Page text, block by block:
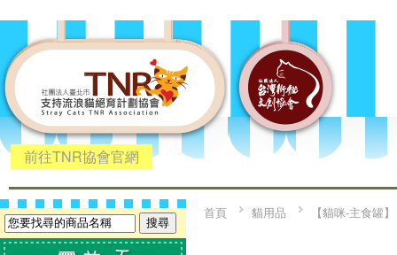
前往TNR協會官網
首頁 貓用品 【貓咪-主食罐】